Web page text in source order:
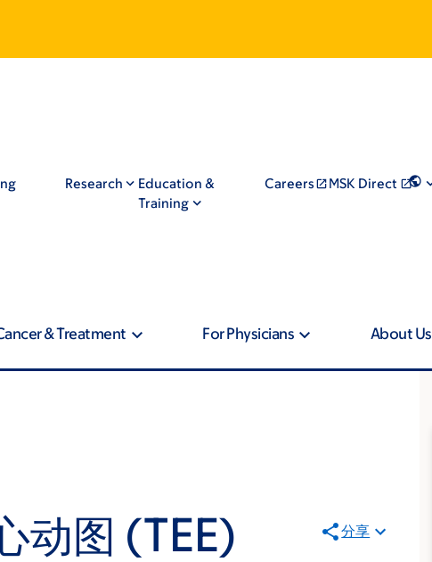
Research
Education &
Training
Careers MSK Direct
& Treatment For Physicians About Us
动图 (TEE) 分享